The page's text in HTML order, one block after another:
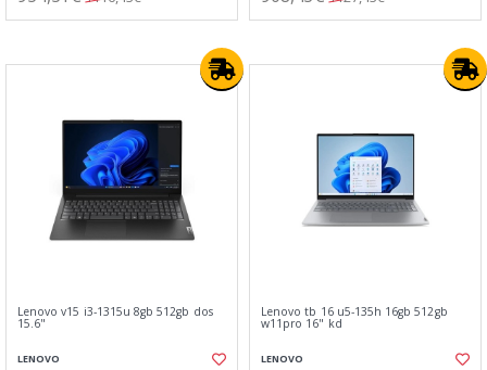
Lenovo v15 i3-1315u 8gb 512gb dos
15.6"
LENOVO
Lenovo tb 16 u5-135h 16gb 512gb
w11pro 16" kd
LENOVO